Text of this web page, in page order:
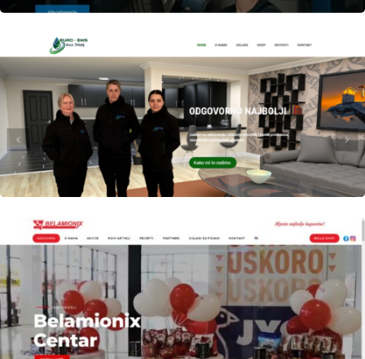
Authorlaufer Date
AuthorlauferDate